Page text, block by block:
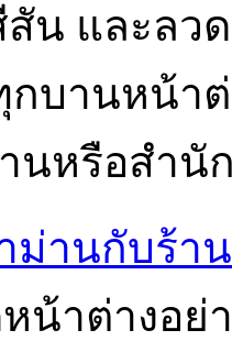
น และลว
บานหน้า
นหรือสำนั
ม่านกับร้า
น้าต่างอย่